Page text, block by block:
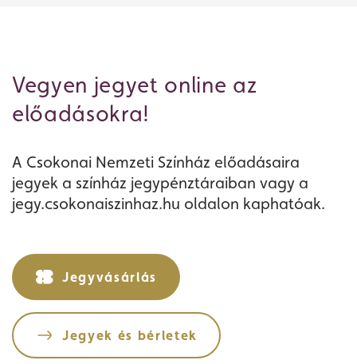
Vegyen jegyet online az
előadásokra!
A Csokonai Nemzeti Színház előadásaira
jegyek a színház jegypénztáraiban vagy a
jegy.csokonaiszinhaz.hu oldalon kaphatóak.
Jegyvásárlás
Jegyek és bérletek